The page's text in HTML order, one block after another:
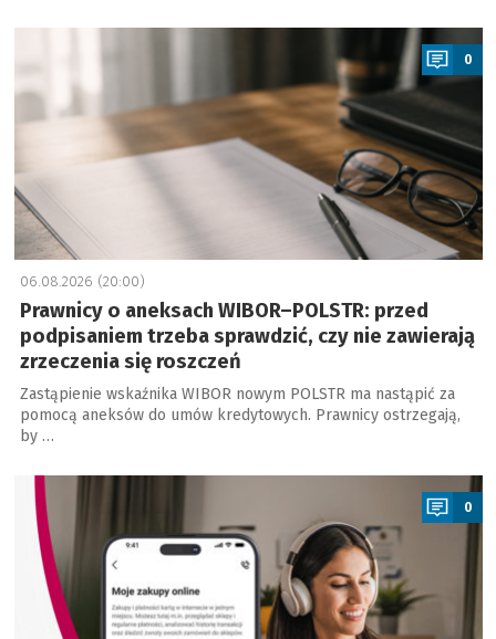
a
0
06.08.2026 (20:00)
Prawnicy o aneksach WIBOR–POLSTR: przed
podpisaniem trzeba sprawdzić, czy nie zawierają
zrzeczenia się roszczeń
Zastąpienie wskaźnika WIBOR nowym POLSTR ma nastąpić za
pomocą aneksów do umów kredytowych. Prawnicy ostrzegają,
by …
0